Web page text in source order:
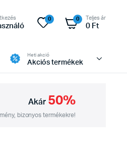
0 0 Teljes ár
0 Ft
Heti akció
Akciós termékek
Akár 50%
bizonyos termékekre!